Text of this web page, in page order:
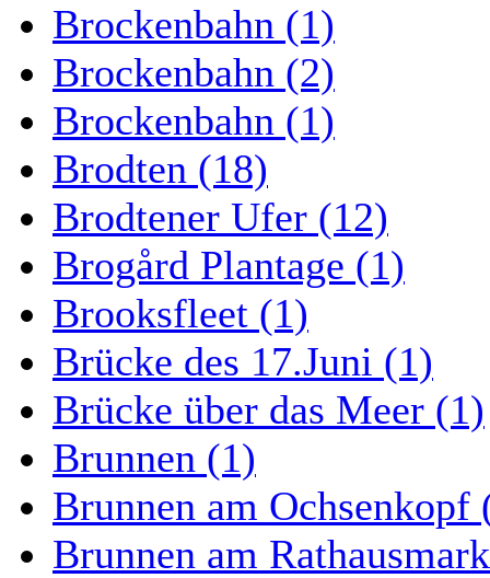
Brockenbahn (1)
Brockenbahn (2)
Brockenbahn (1)
Brodten (18)
Brodtener Ufer (12)
Brogård Plantage (1)
Brooksfleet (1)
Brücke des 17.Juni (1)
Brücke über das Meer (1)
Brunnen (1)
Brunnen am Ochsenkopf
Brunnen am